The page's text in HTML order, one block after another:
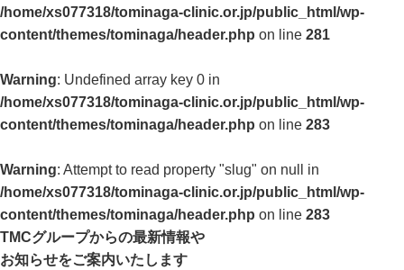
/home/xs077318/tominaga-clinic.or.jp/public_html/wp-
content/themes/tominaga/header.php on line 281
Warning: Undefined array key 0 in
/home/xs077318/tominaga-clinic.or.jp/public_html/wp-
content/themes/tominaga/header.php on line 283
Warning: Attempt to read property "slug" on null in
/home/xs077318/tominaga-clinic.or.jp/public_html/wp-
content/themes/tominaga/header.php on line 283
TMCグループからの最新情報や
お知らせをご案内いたします